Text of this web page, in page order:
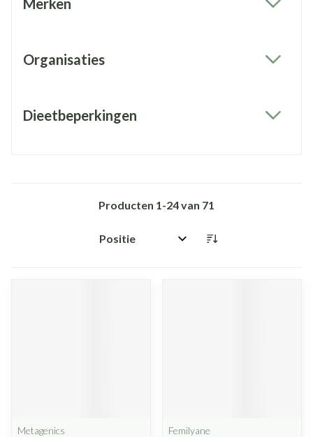
Merken
Organisaties
Dieetbeperkingen
Producten 1-24van 71
Sorteer op:
Metagenics
Femilyane